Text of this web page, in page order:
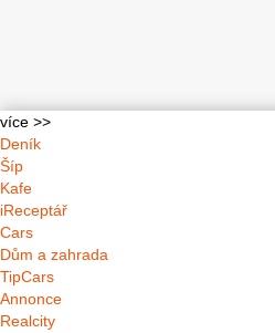
více >>
Deník
Šíp
Kafe
iReceptář
Cars
Dům a zahrada
TipCars
Annonce
Realcity